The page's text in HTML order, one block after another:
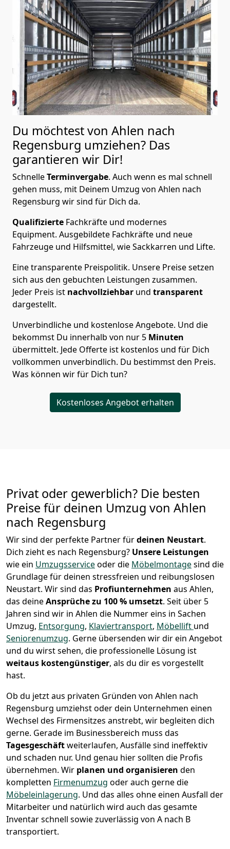
Du möchtest von Ahlen nach
Regensburg umziehen? Das
garantieren wir Dir!
SchnelleTerminvergabe. Auch wenn es mal schnell
gehen muss, mit Deinem Umzug von Ahlen nach
Regensburg wir sind für Dich da.
Qualifizierte Fachkräfte und modernes
Equipment. Ausgebildete Fachkräfte und neue
Fahrzeuge und Hilfsmittel, wie Sackkarren und Lifte.
Eine transparente Preispolitik. Unsere Preise setzen
sich aus den gebuchten Leistungen zusammen.
Jeder Preis ist nachvollziehbar und transparent
dargestellt.
Unverbindliche und kostenlose Angebote. Und die
bekommst Du innerhalb von nur 5 Minuten
übermittelt. Jede Offerte ist kostenlos und für Dich
vollkommen unverbindlich. Du bestimmst den Preis.
Was können wir für Dich tun?
Kostenloses Angebot erhalten
Privat oder gewerblich? Die besten
Preise für deinen Umzug von Ahlen
nach Regensburg
Wir sind der perfekte Partner fürdeinen Neustart.
Dich zieht es nach Regensburg? Unsere Leistungen
wie ein Umzugsserviceoder die Möbelmontagesind die
Grundlage für deinen stressfreien und reibungslosen
Neustart. Wir sind das Profiunternehmen aus Ahlen,
das deineAnsprüche zu 100 % umsetzt. Seit über 5
Jahren sind wir in Ahlen die Nummer eins in Sachen
Umzug, Entsorgung, Klaviertransport, Möbellift und
Seniorenumzug. Gerne übersenden wir dir ein Angebot
und du wirst sehen, die professionelle Lösung ist
weitaus kostengünstiger, als du dir es vorgestellt
hast.
Ob du jetzt aus privaten Gründen von Ahlen nach
Regensburg umziehst oder dein Unternehmen einen
Wechsel des Firmensitzes anstrebt, wir begleiten dich
gerne. Gerade im Businessbereich muss das
Tagesgeschäftweiterlaufen, Ausfälle sind ineffektiv
und schaden nur. Und genau hier sollten die Profis
übernehmen. Wir planen und organisieren den
kompletten Firmenumzug oder auch gerne die
Möbeleinlagerung. Und das alles ohne einen Ausfall der
Mitarbeiter und natürlich wird auch das gesamte
Inventar schnell sowie zuverlässig von A nach B
transportiert.